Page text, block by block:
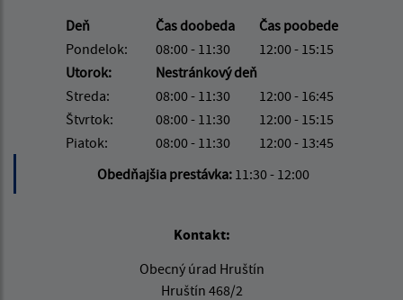
Deň
Čas doobeda
Čas poobede
Pondelok:
08:00 - 11:30
12:00 - 15:15
Utorok:
Nestránkový deň
Streda:
08:00 - 11:30
12:00 - 16:45
Štvrtok:
08:00 - 11:30
12:00 - 15:15
Piatok:
08:00 - 11:30
12:00 - 13:45
Obedňajšia prestávka: 11:30 - 12:00
Kontakt:
Obecný úrad Hruštín
Hruštín 468/2